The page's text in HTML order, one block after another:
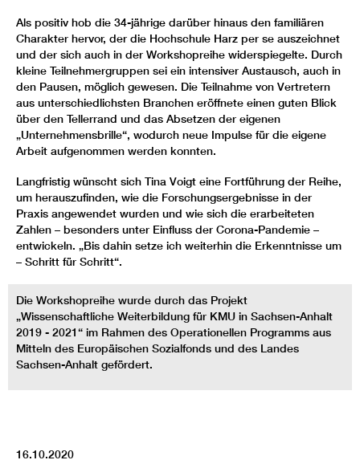
Als positiv hob die 34-jährige darüber hinaus den familiären
Charakter hervor, der die Hochschule Harz per se auszeichnet
und der sich auch in der Workshopreihe widerspiegelte. Durch
kleine Teilnehmergruppen sei ein intensiver Austausch, auch in
den Pausen, möglich gewesen. Die Teilnahme von Vertretern
aus unterschiedlichsten Branchen eröffnete einen guten Blick
über den Tellerrand und das Absetzen der eigenen
„Unternehmensbrille“, wodurch neue Impulse für die eigene
Arbeit aufgenommen werden konnten.
Langfristig wünscht sich Tina Voigt eine Fortführung der Reihe,
um herauszufinden, wie die Forschungsergebnisse in der
Praxis angewendet wurden und wie sich die erarbeiteten
Zahlen – besonders unter Einfluss der Corona-Pandemie –
entwickeln. „Bis dahin setze ich weiterhin die Erkenntnisse um
– Schritt für Schritt“.
Die Workshopreihe wurde durch das Projekt
„Wissenschaftliche Weiterbildung für KMU in Sachsen-Anhalt
2019 - 2021“ im Rahmen des Operationellen Programms aus
Mitteln des Europäischen Sozialfonds und des Landes
Sachsen-Anhalt gefördert.
16.10.2020